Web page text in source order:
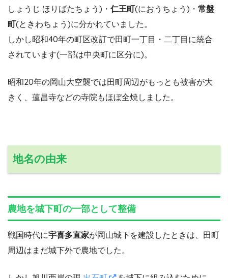
しょうじ ほりばたちょう)・ 仁王町(におうちょう)・ 常盤
町(ときわちょう)に分かれていました。
しかし昭和40年の町区改訂で田町一丁目・二丁目に統合
されています(一部は中央町に区分に)。
昭和20年の岡山大空襲では田町周辺がもっとも被害が大
きく、蓮昌寺などの寺院もほぼ全焼しました。
地名の由来
農地を城下町の一部として整備
戦国時代に宇喜多直家が岡山城下を建設したときは、田町
周辺はまだ城下外で農地でした。